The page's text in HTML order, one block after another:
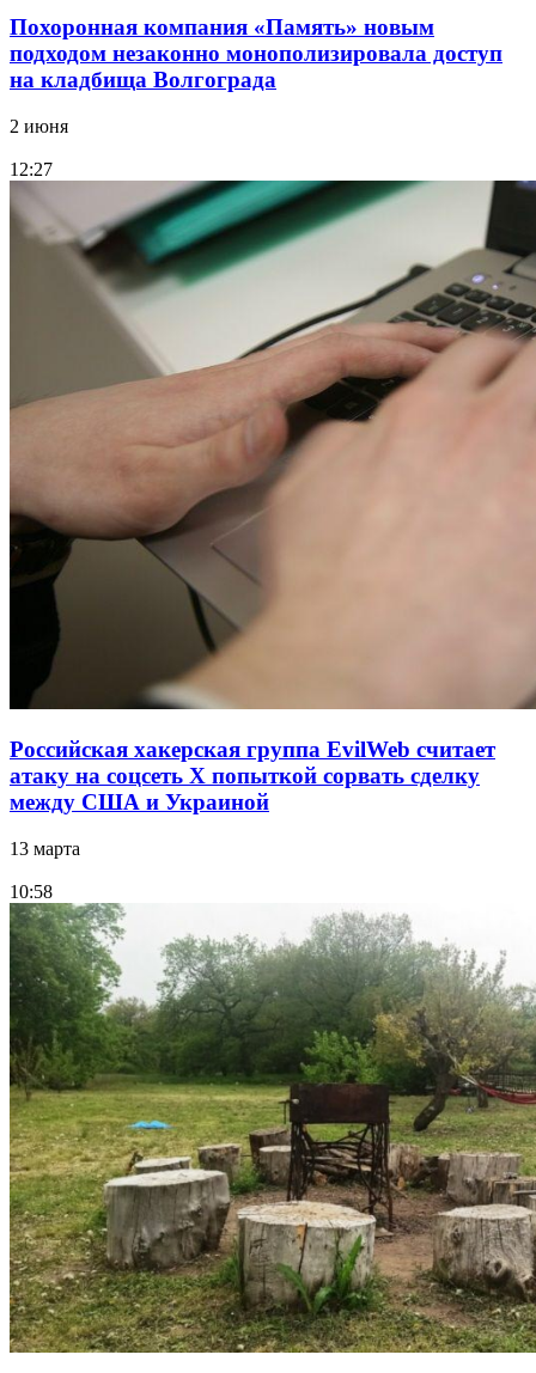
Похоронная компания «Память» новым
подходом незаконно монополизировала доступ
на кладбища Волгограда
2 июня
12:27
Российская хакерская группа EvilWeb считает
атаку на соцсеть Х попыткой сорвать сделку
между США и Украиной
13 марта
10:58